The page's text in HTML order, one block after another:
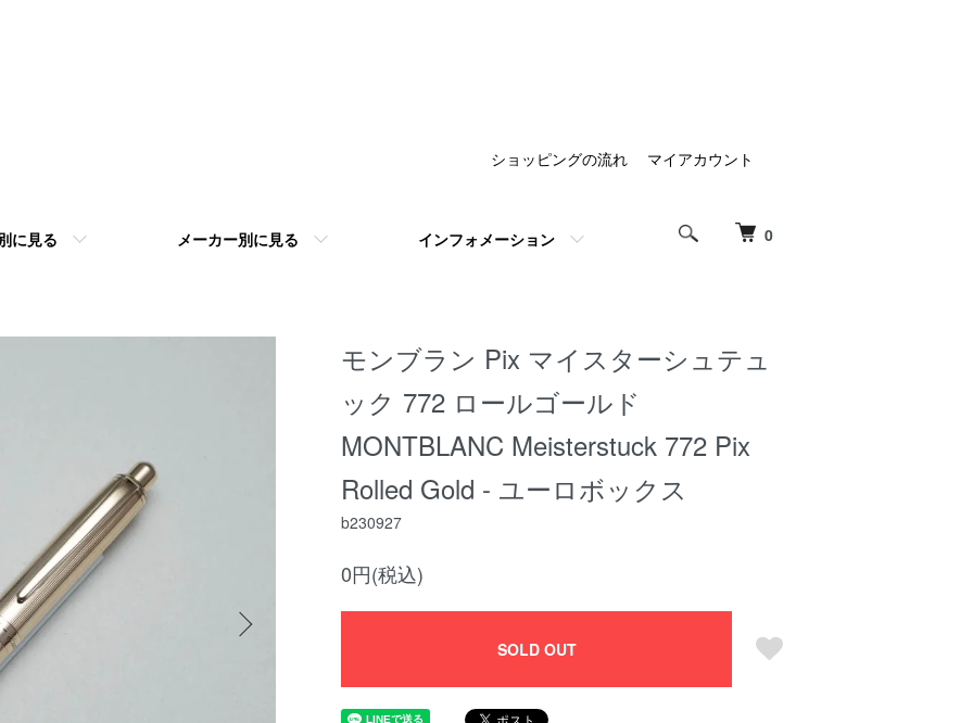
0
に見る メーカー別に見る インフォメーション
ショッピングの流れ マイアカウント
モンブラン Pix マイスターシュテュ
ック 772 ロールゴールド
MONTBLANC Meisterstuck 772 Pix
Rolled Gold - ユーロボックス
b230927
0円(税込)
SOLD OUT